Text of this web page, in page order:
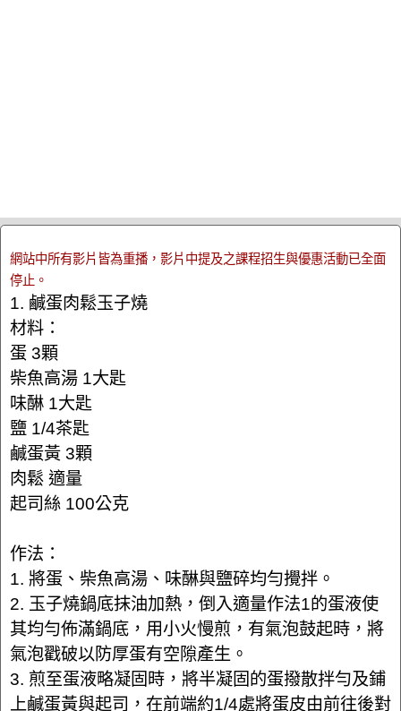
網站中所有影片皆為重播，影片中提及之課程招生與優惠活動已全面
停止。
1. 鹹蛋肉鬆玉子燒
材料：
蛋 3顆
柴魚高湯 1大匙
味醂 1大匙
鹽 1/4茶匙
鹹蛋黃 3顆
肉鬆 適量
起司絲 100公克
作法：
1. 將蛋、柴魚高湯、味醂與鹽碎均勻攪拌。
2. 玉子燒鍋底抹油加熱，倒入適量作法1的蛋液使
其均勻佈滿鍋底，用小火慢煎，有氣泡鼓起時，將
氣泡戳破以防厚蛋有空隙產生。
3. 煎至蛋液略凝固時，將半凝固的蛋撥散拌勻及鋪
上鹹蛋黃與起司，在前端約1/4處將蛋皮由前往後對